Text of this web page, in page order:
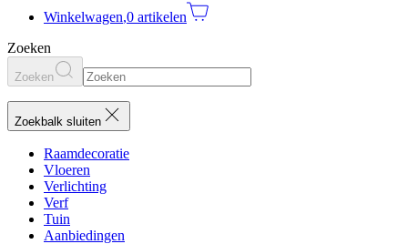
Winkelwagen,0 artikelen
Zoeken
Zoeken
Zoekbalk sluiten
Raamdecoratie
Vloeren
Verlichting
Verf
Tuin
Aanbiedingen